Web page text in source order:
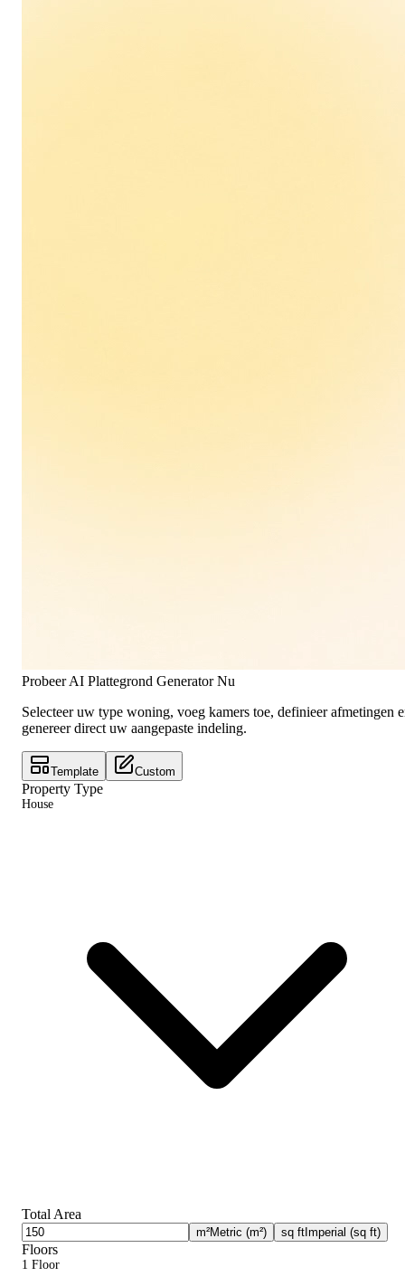
Probeer AI Plattegrond Generator Nu
Selecteer uw type woning, voeg kamers toe, definieer afmetingen
genereer direct uw aangepaste indeling.
Template Custom
Property Type
House
Total Area
m²Metric (m²) sq ft Imperial (sq ft)
Floors
1 Floor